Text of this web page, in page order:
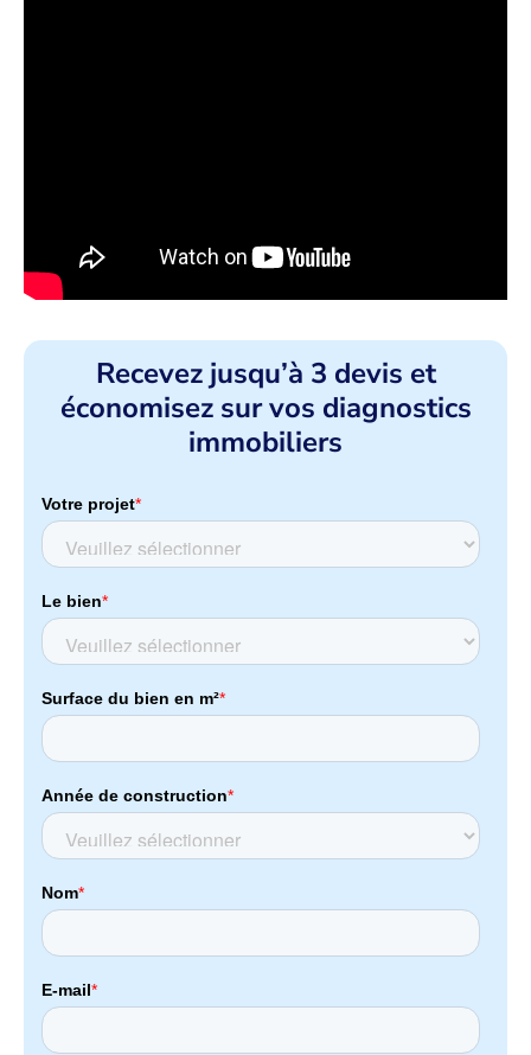
Recevez jusqu’à 3 devis et
économisez sur vos diagnostics
immobiliers